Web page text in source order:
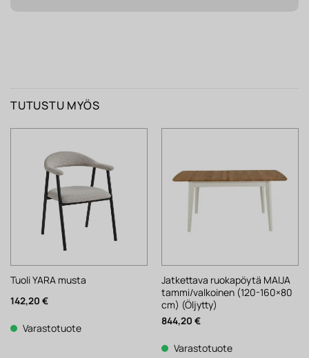
TUTUSTU MYÖS
Tuoli YARA musta
142,20 €
Varastotuote
Jatkettava ruokapöytä MAIJA
tammi/valkoinen (120-160×80
cm) (Öljytty)
844,20 €
Varastotuote